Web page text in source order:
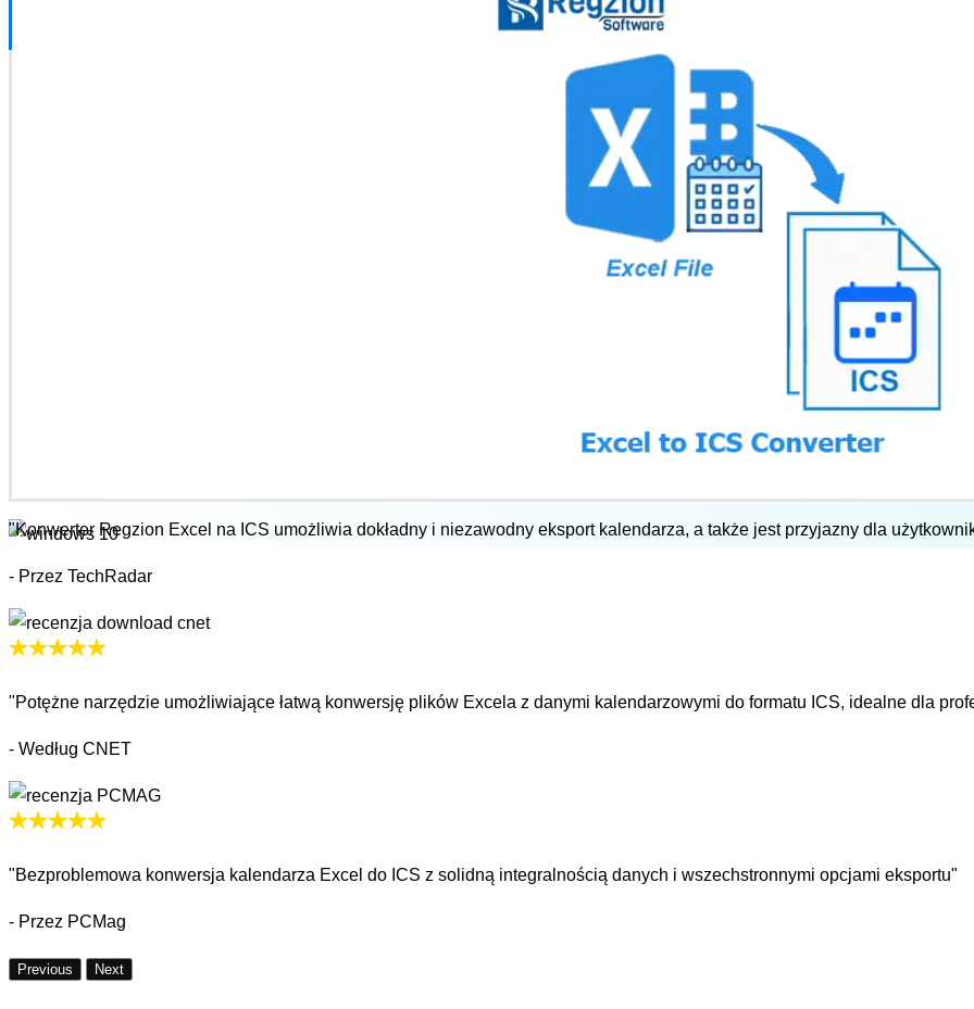
"Konwerter Regzion Excel na ICS umożliwia dokładny i niezawodny eksport kalendarza, a także jest przyjazny dla
- Przez TechRadar
"Potężne narzędzie umożliwiające łatwą konwersję plików Excela z danymi kalendarzowymi do formatu ICS, idealne dla
- Według CNET
"Bezproblemowa konwersja kalendarza Excel do ICS z solidną integralnością danych i wszechstronnymi opcjami eksportu"
- Przez PCMag
Previous Next